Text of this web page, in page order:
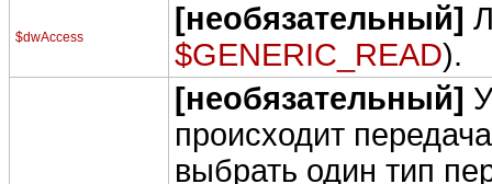
$dwAccess
[необязательный]
$GENERIC_READ).
[необязательный]
происходит
выбрать один тип